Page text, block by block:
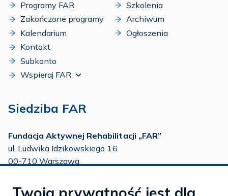
Programy FAR
Zakończone programy
Kalendarium
Kontakt
Subkonto
Wspieraj FAR
Szkolenia
Archiwum
Ogłoszenia
Siedziba FAR
Fundacja Aktywnej Rehabilitacji „FAR”
ul. Ludwika Idzikowskiego 16
00-710 Warszawa